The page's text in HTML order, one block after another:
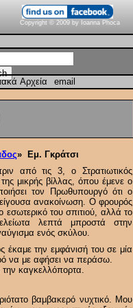
Copyright © 2009 by Ioanna Phoca
» Εμ. Γκράτσι
από τις 3, ο Στρατιωτικός
μικρής βίλλας, όπου έμενε ο
τον Πρωθυπουργό ότι ο
ανακοίνωση. Ο φρουρός
του σπιτιού, αλλά το
λεπτά μπροστά στην
ενός σκύλου.
έκαμε την εμφάνισή του σε μία
να με αφήσει να περάσω.
καγκελλόπορτα.
βαμβακερό νυχτικό. Μου
Αρχεία email